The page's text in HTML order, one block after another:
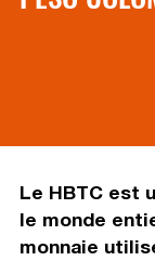
Le HBTC est
le monde
monnaie